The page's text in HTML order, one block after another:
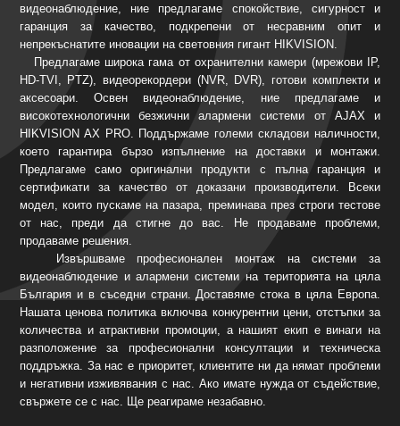
видеонаблюдение, ние предлагаме спокойствие, сигурност и
гаранция за качество, подкрепени от несравним опит и
непрекъснатите иновации на световния гигант HIKVISION.
Предлагаме широка гама от охранителни камери (мрежови IP,
HD-TVI, PTZ), видеорекордери (NVR, DVR), готови комплекти и
аксесоари. Освен видеонаблюдение, ние предлагаме и
високотехнологични безжични алармени системи от AJAX и
HIKVISION AX PRO. Поддържаме големи складови наличности,
което гарантира бързо изпълнение на доставки и монтажи.
Предлагаме само оригинални продукти с пълна гаранция и
сертификати за качество от доказани производители. Всеки
модел, които пускаме на пазара, преминава през строги тестове
от нас, преди да стигне до вас. Не продаваме проблеми,
продаваме решения.
Извършваме професионален монтаж на системи за
видеонаблюдение и алармени системи на територията на цяла
България и в съседни страни. Доставяме стока в цяла Европа.
Нашата ценова политика включва конкурентни цени, отстъпки за
количества и атрактивни промоции, а нашият екип е винаги на
разположение за професионални консултации и техническа
поддръжка. За нас е приоритет, клиентите ни да нямат проблеми
и негативни изживявания с нас. Ако имате нужда от съдействие,
свържете се с нас. Ще реагираме незабавно.